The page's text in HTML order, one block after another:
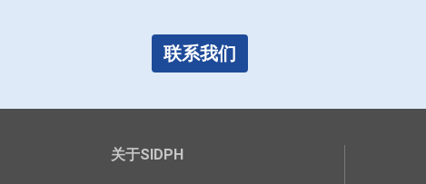
联系我们
关于SIDPH